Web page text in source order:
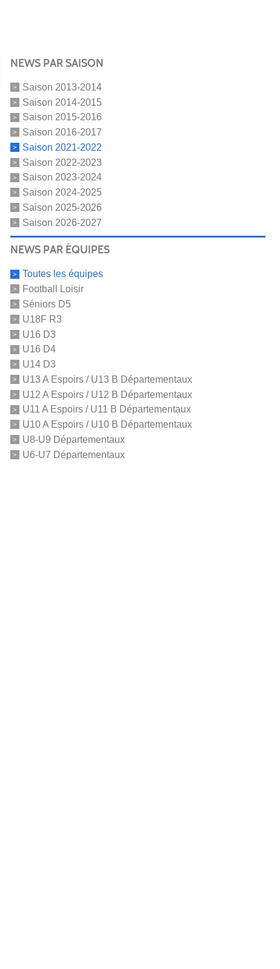
NEWS PAR SAISON
Saison 2013-2014
Saison 2014-2015
Saison 2015-2016
Saison 2016-2017
Saison 2021-2022
Saison 2022-2023
Saison 2023-2024
Saison 2024-2025
Saison 2025-2026
Saison 2026-2027
NEWS PAR ÉQUIPES
Toutes les équipes
Football Loisir
Séniors D5
U18F R3
U16 D3
U16 D4
U14 D3
U13 A Espoirs / U13 B Départementaux
U12 A Espoirs / U12 B Départementaux
U11 A Espoirs / U11 B Départementaux
U10 A Espoirs / U10 B Départementaux
U8-U9 Départementaux
U6-U7 Départementaux